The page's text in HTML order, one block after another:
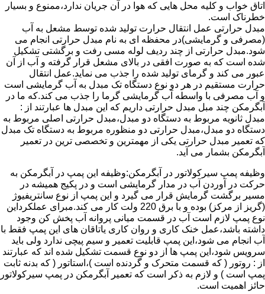
اتاق خواب و کلیه محل هایی که هوا در آن جریان ندارد،ممنوع و بسیار
خطرناک است.
مبدل حرارتی عمل انتقال حرارت تولید شده توسط مشعل به آب
(مصرفی و گرمایشی)در محفظه ای به نام مبدل حرارتی انجام می
شود.مبدل حرارتی از چند ردیف لوله مسی رفت و برگشتی تشکیل
شده است که به صورت افقی در بالای مشعل قرار گرفته و آب از آن
عبور می کند و گرمای تولید شده را جذب می نماید.عمل انتقال
حرارت مستقیم در هر دو نوع دستگاه تک مبدل به آب گرمایشی است
و آب مصرفی با واسطه آب گرمایشی گرما را جذب می کند.که ما در
آبگرمکن چند مبل مبدل حرارتی داریم که این مبدل ها عبارتند از :
مبدل ثانویه مربوط به دستگاه دو مبدل،مبدل حرارتی اصلی مربوط به
دستگاه دو مبدل،مبدل حرارتی دو منظوره مربوط به دستگاه تک مبدل
که تعمیر مبدل حرارتی یکی از مهمترین و تخصصی ترین در تعمیر
آبگرمکن بشمار می آید.
وظیفه پمپ سیرکولاتور در آبگرمکن:وظیفه این پمپ در آبگرمکن به
حرکت در آوردن آب در مدار گرمایشی است و در پکیج همیشه در
مسیر برگشت گرمایش قرار می گیرد و این پمپ از نوع سانتریفیوژ
(گریز از مرکز) بوده و با برق 220 ولت کار می کند.مبرای عملکرداین
نوع پمپ لازم است آب در قسمت میانی پروانه آب پخش کن وجود
داشته باشد،عمل خنک کاری و روان کاری یاتاقان های این پمپ فقط با
آب انجام می شود،این پمپ قابلیت تعمیر و سیم پیچی ندارد ولی باید
سرویس شود،این پمپ ها از دو نوع قسمت تشکیل شده اند که عبارتند
از : روتور ( که قسمت متحرک و گردنده است )،استاتور ( که بدنه ثابت
پمپ است ) و لازم به ذکر است که تعمیر آبگرمکن در پمپ سیرکولاتور
حائز اهمیت است.